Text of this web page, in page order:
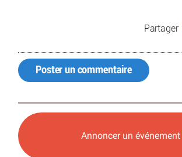
Poster un commentaire
Annoncer un événement